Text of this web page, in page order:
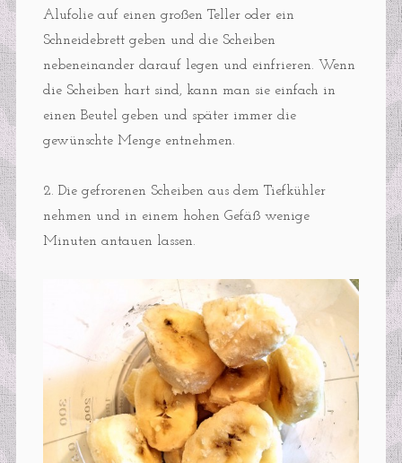
Alufolie auf einen großen Teller oder ein
Schneidebrett geben und die Scheiben
nebeneinander darauf legen und einfrieren. Wenn
die Scheiben hart sind, kann man sie einfach in
einen Beutel geben und später immer die
gewünschte Menge entnehmen.
2. Die gefrorenen Scheiben aus dem Tiefkühler
nehmen und in einem hohen Gefäß wenige
Minuten antauen lassen.